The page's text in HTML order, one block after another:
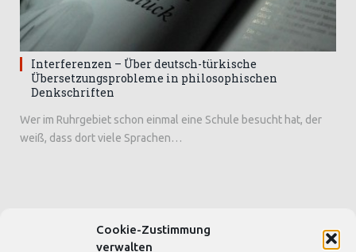
Cookie-Zustimmung
verwalten
Interferenzen – Über deutsch-türkische
Übersetzungsprobleme in philosophischen
Denkschriften
Wer im Ruhrgebiet schon einmal eine Schule besucht hat, der
weiß, dass dort viele Sprachen…
SEITEN & BLOGS